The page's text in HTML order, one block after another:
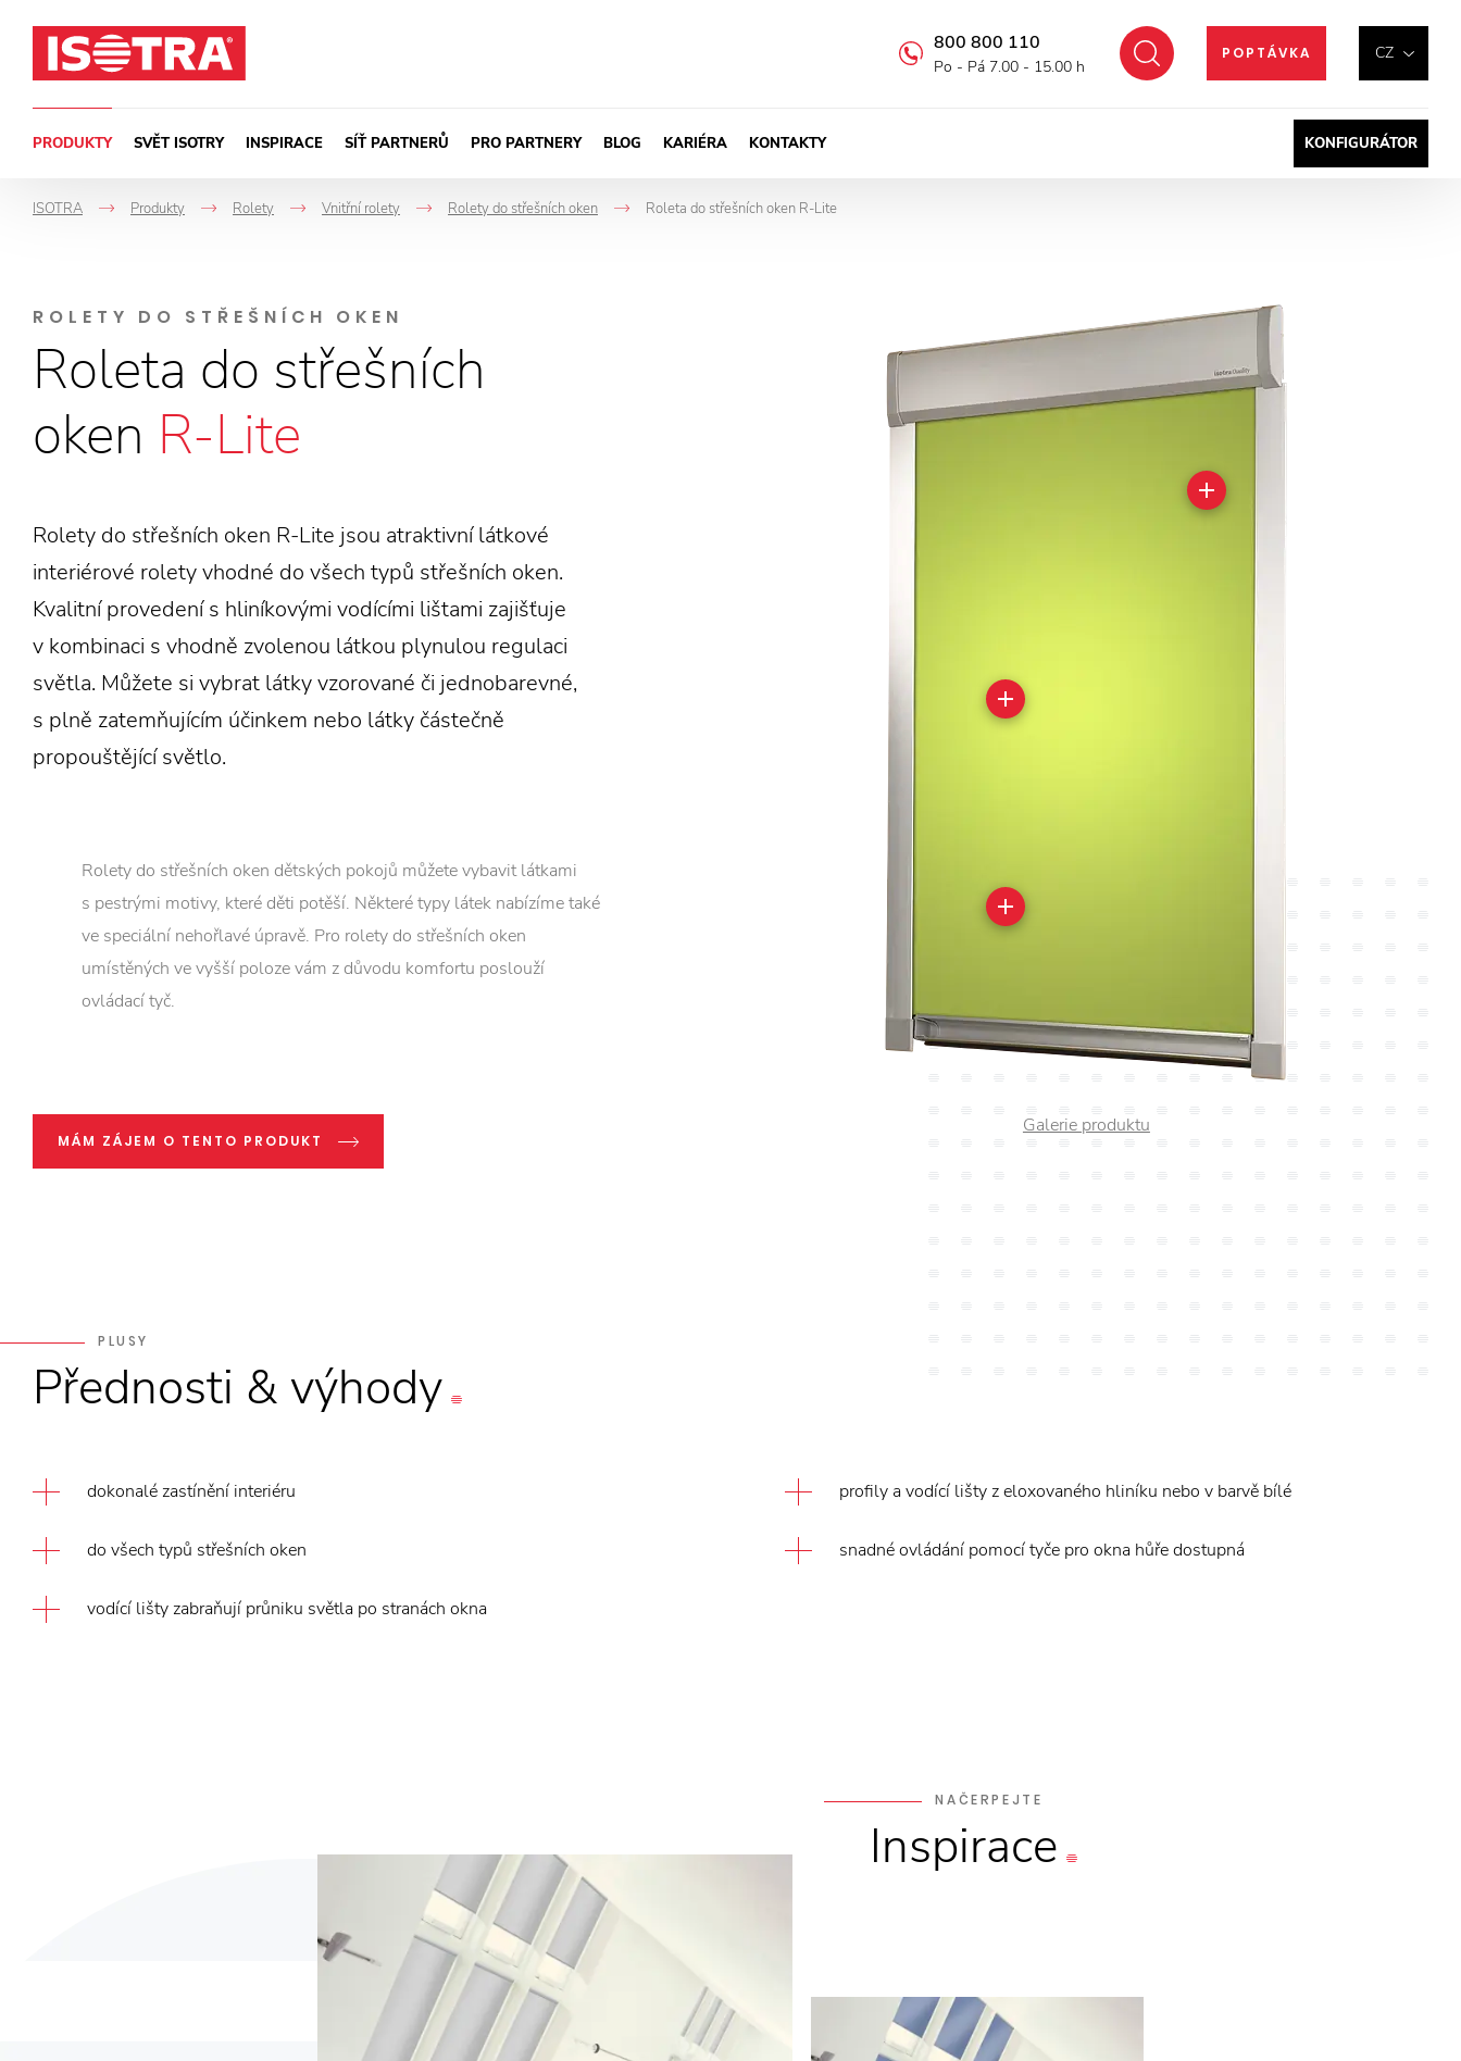
CZ
POPTÁVKA
Hledat
800 800 110
Po - Pá 7.00 - 15.00 h
PRODUKTY SVĚT ISOTRY INSPIRACE SÍŤ PARTNERŮ PRO PARTNERY BLOG KARIÉRA KONTAKTY KONFIGURÁTOR
ISOTRA
->
Produkty
->
Rolety
->
Vnitřní rolety
->
Rolety do střešních oken Roleta do střešních oken R-Lite
ROLETY DO STŘEŠNÍCH OKEN
Roleta do střešních
oken R-Lite
Galerie produktu
Rolety do střešních oken R-Lite jsou atraktivní látkové
interiérové rolety vhodné do všech typů střešních oken.
Kvalitní provedení s hliníkovými vodícími lištami zajišťuje
v kombinaci s vhodně zvolenou látkou plynulou regulaci
světla. Můžete si vybrat látky vzorované či jednobarevné,
s plně zatemňujícím účinkem nebo látky částečně
propouštějící světlo.
Rolety do střešních oken dětských pokojů můžete vybavit látkami
s pestrými motivy, které děti potěší. Některé typy látek nabízíme také
ve speciální nehořlavé úpravě. Pro rolety do střešních oken
umístěných ve vyšší poloze vám z důvodu komfortu poslouží
ovládací tyč.
MÁM ZÁJEM O TENTO PRODUKT
PLUSY
Přednosti & výhody
dokonalé zastínění interiéru
do všech typů střešních oken
vodící lišty zabraňují průniku světla po stranách okna
profily a vodící lišty z eloxovaného hliníku nebo v barvě bílé
snadné ovládání pomocí tyče pro okna hůře dostupná
NAČERPEJTE
Inspirace